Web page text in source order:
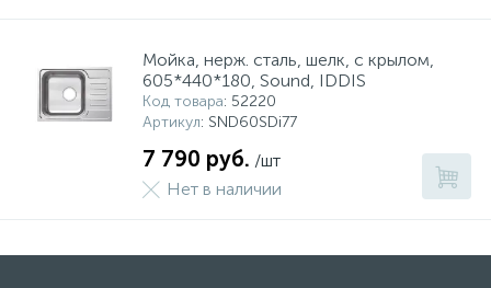
Мойка, нерж. сталь, шелк, с крылом,
605*440*180, Sound, IDDIS
Код товара: 52220
Артикул: SND60SDi77
7 790 руб. /шт
Нет в наличии